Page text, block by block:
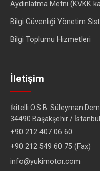
Aydınlatma Metni (KVKK
Bilgi Güvenliği Yönetim
Bilgi Toplumu Hizmetleri
İletişim
İkitelli O.S.B. Süleyman
34490 Başakşehir / İstanbul
+90 212 407 06 60
+90 212 549 60 75 (Fax)
info@yukimotor.com